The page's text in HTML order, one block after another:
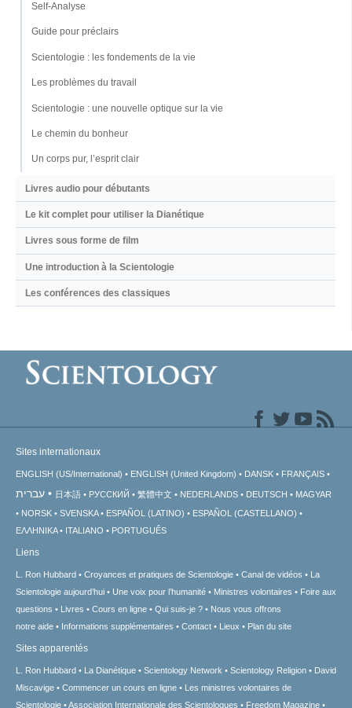
Self-Analyse
Guide pour préclairs
Scientologie : les fondements de la vie
Les problèmes du travail
Scientologie : une nouvelle optique sur la vie
Le chemin du bonheur
Un corps pur, l’esprit clair
Livres audio pour débutants
Le kit complet pour utiliser la Dianétique
Livres sous forme de film
Une introduction à la Scientologie
Les conférences des classiques
Sites internationaux
ENGLISH (US/International) ENGLISH (United Kingdom) DANSK FRANÇAIS
עברית 日本語 РУССКИЙ 繁體中文 NEDERLANDS DEUTSCH
MAGYAR
NORSK
SVENSKA ESPAÑOL (LATINO)
ESPAÑOL (CASTELLANO)
ΕΛΛΗΝΙΚA
ITALIANO PORTUGUÊS
Liens
L. Ron Hubbard Croyances et pratiques de Scientologie Canal de vidéos
La
Scientologie aujourd’hui
Une voix pour l’humanité Ministres volontaires
Foire aux
questions
Livres Cours en ligne Qui suis-je ?
Nous vous offrons
notre aide
Informations supplémentaires Contact Lieux Plan du site
Sites apparentés
L. Ron Hubbard La Dianétique Scientology Network Scientology Religion
David
Miscavige
Commencer un cours en ligne
Les ministres volontaires de
Scientologie
Association Internationale des Scientologues Freedom Magazine